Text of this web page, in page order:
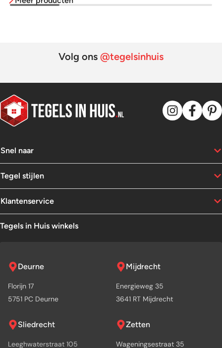
Volg ons @tegelsinhuis
Snel naar
Tegel stijlen
Klantenservice
Tegels in Huis winkels
Deurne
Florijn 17
5751 PC Deurne
Mijdrecht
Energieweg 35
3641 RT Mijdrecht
Sliedrecht
Leeghwaterstraat 105
Zetten
Wageningsestraat 35